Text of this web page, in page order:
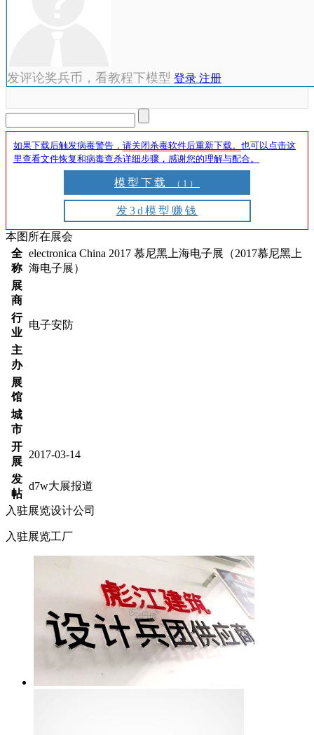
发评论奖兵币，看教程下模型 登录 注册
如果下载后触发病毒警告， 请关闭杀毒软件后重新下载。 也可以点击这
里查看文件恢复和病毒查杀详细步骤，感谢您的理解与配合。
模型下载 （1）
发3d模型赚钱
本图所在展会
全
称
electronica China 2017 慕尼黑上海电子展（2017慕尼黑上
海电子展）
展
商
行
业
电子安防
主
办
展
馆
城
市
开
展
2017-03-14
发
帖
d7w大展报道
入驻展览设计公司
入驻展览工厂